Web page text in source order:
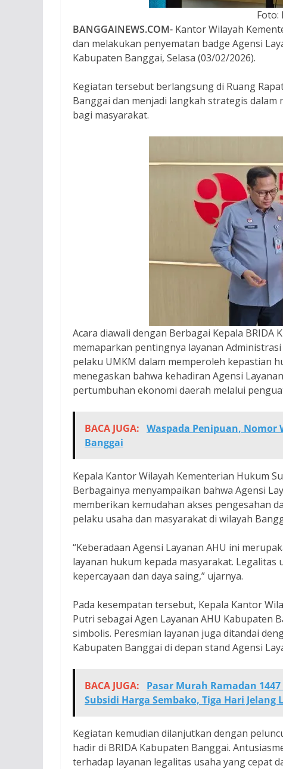
Foto:
BANGGAINEWS.COM- Kantor Wilayah
dan melakukan penyematan badge Agensi
Kabupaten Banggai, Selasa (03/02/2026).
Kegiatan tersebut berlangsung di Ruang
Banggai dan menjadi langkah strategis dalam
bagi masyarakat.
Acara diawali dengan Berbagai Kepala BRIDA
memaparkan pentingnya layanan
pelaku UMKM dalam memperoleh kepastian
menegaskan bahwa kehadiran Agensi
pertumbuhan ekonomi daerah melalui
BACA JUGA: Waspada Penipuan, Nomor
Banggai
Kepala Kantor Wilayah Kementerian Hukum
Berbagainya menyampaikan bahwa Agensi
memberikan kemudahan akses pengesahan
pelaku usaha dan masyarakat di wilayah
“Keberadaan Agensi Layanan AHU ini
layanan hukum kepada masyarakat.
kepercayaan dan daya saing,” ujarnya.
Pada kesempatan tersebut, Kepala Kantor
Putri sebagai Agen Layanan AHU Kabupaten
simbolis. Peresmian layanan juga ditandai
Kabupaten Banggai di depan stand Agensi
BACA JUGA:
Pasar Murah Ramadan
Subsidi Harga Sembako, Tiga Hari
Kegiatan kemudian dilanjutkan dengan
hadir di BRIDA Kabupaten Banggai.
terhadap layanan legalitas usaha yang cepat